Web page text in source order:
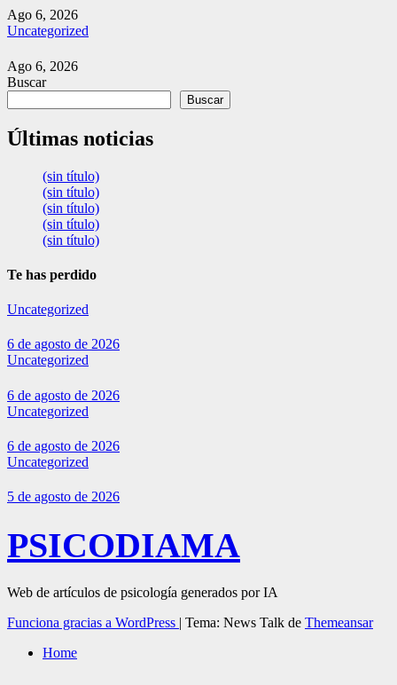
Ago 6, 2026
Uncategorized
Ago 6, 2026
Buscar
Buscar
Últimas noticias
(sin título)
(sin título)
(sin título)
(sin título)
(sin título)
Te has perdido
Uncategorized
6 de agosto de 2026
Uncategorized
6 de agosto de 2026
Uncategorized
6 de agosto de 2026
Uncategorized
5 de agosto de 2026
PSICODIAMA
Web de artículos de psicología generados por IA
Funciona gracias a WordPress | Tema: News Talk de Themeansar
Home